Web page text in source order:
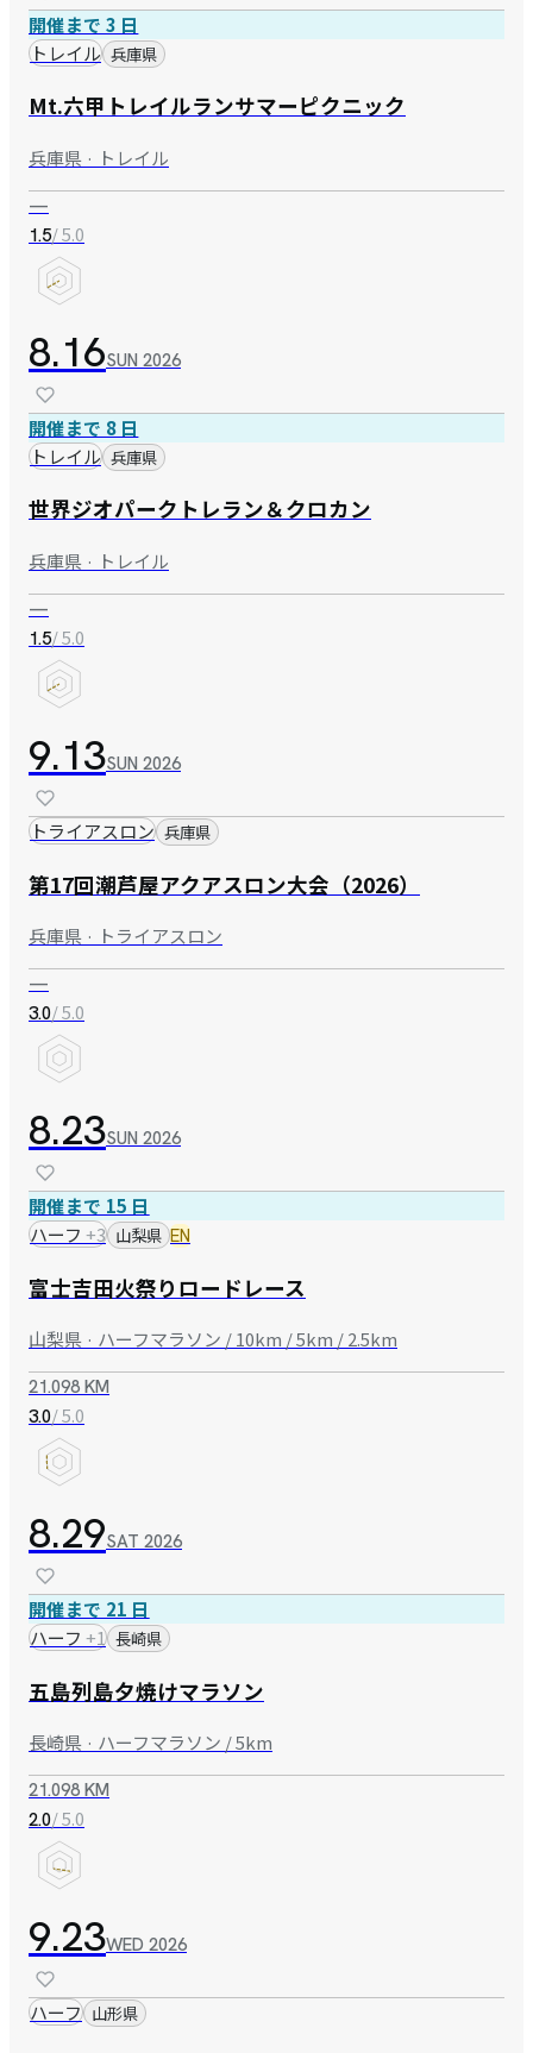
開催まで 3 日
トレイル 兵庫県
Mt.六甲トレイルランサマーピクニック
兵庫県 · トレイル
—
1.5/ 5.0
8.16SUN 2026
開催まで 8 日
トレイル 兵庫県
世界ジオパークトレラン＆クロカン
兵庫県 · トレイル
—
1.5/ 5.0
9.13SUN 2026
トライアスロン 兵庫県
第17回潮芦屋アクアスロン大会（2026）
兵庫県 · トライアスロン
—
3.0/ 5.0
8.23SUN 2026
開催まで 15 日
ハーフ +3 山梨県 EN
富士吉田火祭りロードレース
山梨県 · ハーフマラソン / 10km / 5km / 2.5km
21.098 KM
3.0/ 5.0
8.29SAT 2026
開催まで 21 日
ハーフ +1 長崎県
五島列島夕焼けマラソン
長崎県 · ハーフマラソン / 5km
21.098 KM
2.0/ 5.0
9.23WED 2026
ハーフ 山形県